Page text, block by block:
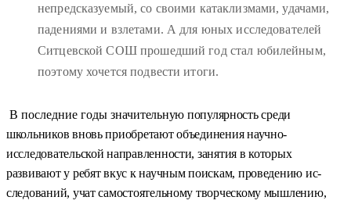
непредсказуемый, со своими катаклизмами, удачами,
падениями и взлетами. А для юных исследователей
Ситцевской СОШ прошедший год стал юбилейным,
поэтому хочется подвести итоги.
В последние годы значительную попу­лярность среди
школьников вновь приобрета­ют объединения научно-
исследовательской направленности, занятия в которых
развивают у ребят вкус к научным поискам, проведению ис­
следований, учат самостоятельному творче­скому мышлению,